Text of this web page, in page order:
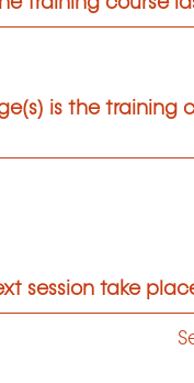
is the training
session take